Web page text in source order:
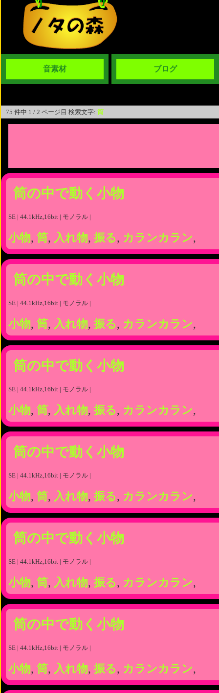
音素材 ブログ
75 件中 1 / 2 ページ目 検索文字: 筒
筒の中で動く小物
SE | 44.1kHz,16bit | モノラル |
小物, 筒, 入れ物, 振る, カランカラン,
筒の中で動く小物
SE | 44.1kHz,16bit | モノラル |
小物, 筒, 入れ物, 振る, カランカラン,
筒の中で動く小物
SE | 44.1kHz,16bit | モノラル |
小物, 筒, 入れ物, 振る, カランカラン,
筒の中で動く小物
SE | 44.1kHz,16bit | モノラル |
小物, 筒, 入れ物, 振る, カランカラン,
筒の中で動く小物
SE | 44.1kHz,16bit | モノラル |
小物, 筒, 入れ物, 振る, カランカラン,
筒の中で動く小物
SE | 44.1kHz,16bit | モノラル |
小物, 筒, 入れ物, 振る, カランカラン,